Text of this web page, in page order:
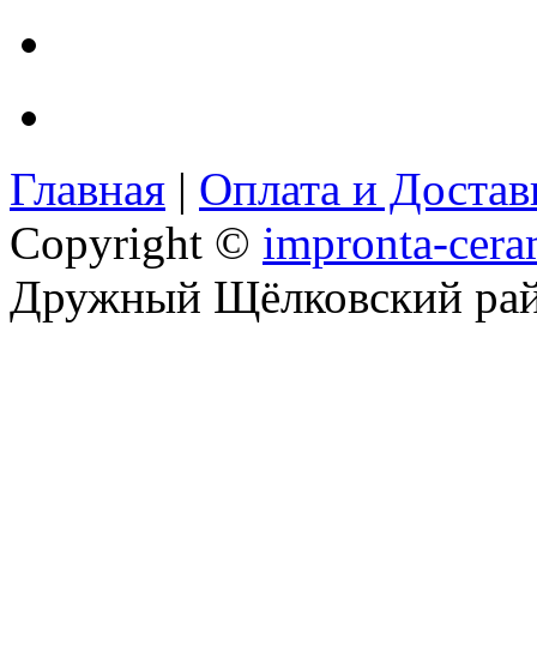
Главная | Оплата и
Copyright © impronta-
Дружный Щёлковский